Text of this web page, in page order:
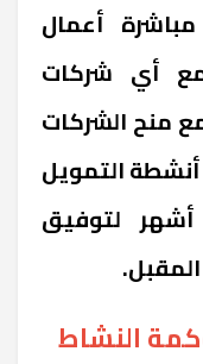
أعمال
مع أي شركات
منح الشركات
التمويل
لتوفيق
النشاط